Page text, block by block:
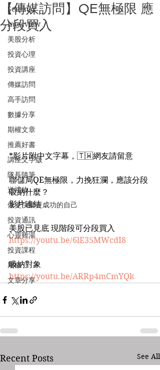
Seminar
Interview
美股分析
投資心理
投資講座
傳媒訪問
高手訪問
數據分享
期權文章
推薦好書
講座文字版
隊長隨筆
送禮物
做更快樂更成功的自己
投資通訊
心靈雞湯
投資課程
期權
文章分享
【傳媒訪問】QE無極限 應
分段買入
*影片附中文字幕，🇹🇼網友請留意
聯儲局QE無極限，力挽狂瀾，應該分段
吸納什麼？
影片連結：
美股已見底 現階段可分段買入
https://youtu.be/6lE35MWcdI8
吸納對象
https://youtu.be/ARRp4mCmYQk
Recent Posts See All